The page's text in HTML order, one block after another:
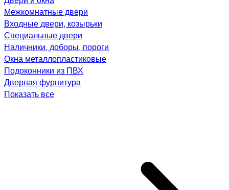
Межкомнатные двери
Входные двери, козырьки
Специальные двери
Наличники, доборы, пороги
Окна металлопластиковые
Подоконники из ПВХ
Дверная фурнитура
Показать все